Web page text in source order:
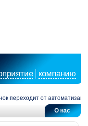
компанию
переходит от
О нас